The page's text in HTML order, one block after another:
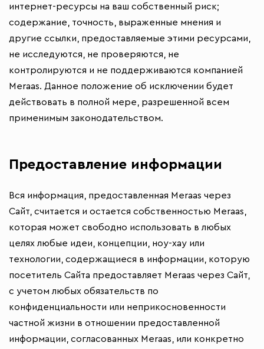
интернет-ресурсы на ваш собственный риск;
содержание, точность, выраженные мнения и
другие ссылки, предоставляемые этими ресурсами,
не исследуются, не проверяются, не
контролируются и не поддерживаются компанией
Meraas. Данное положение об исключении будет
действовать в полной мере, разрешенной всем
применимым законодательством.
Предоставление информации
Вся информация, предоставленная Meraas через
Сайт, считается и остается собственностью Meraas,
которая может свободно использовать в любых
целях любые идеи, концепции, ноу-хау или
технологии, содержащиеся в информации, которую
посетитель Сайта предоставляет Meraas через Сайт,
с учетом любых обязательств по
конфиденциальности или неприкосновенности
частной жизни в отношении предоставленной
информации, согласованных Meraas, или конкретно